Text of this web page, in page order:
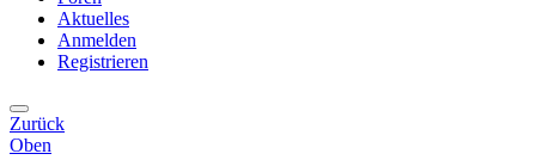
Aktuelles
Anmelden
Registrieren
Zurück
Oben